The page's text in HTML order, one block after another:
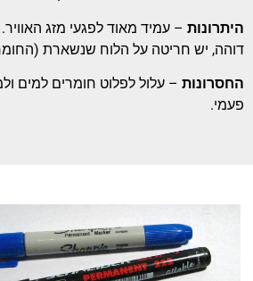
היתרונות – עמיד מאוד לפגעי מזג
דוהה, יש חריטה על הלוח שנשארת
החסרונות – עלול לפלוט חומרים למים
פעמי.